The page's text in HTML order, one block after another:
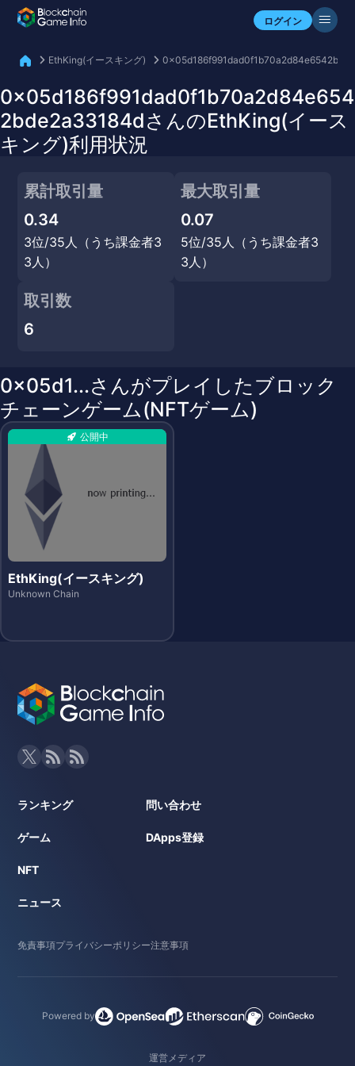
ログイン
自分のアセットを確認
EthKing(イースキング)
0x05d186f991dad0f1b70a2d84e654
2bde2a33184dさんのEthKing(イース
キング)利用状況
累計取引量
0.34
3位/35人（うち課金者3
3人）
最大取引量
0.07
5位/35人（うち課金者3
3人）
取引数
6
0x05d1...さんがプレイしたブロック
チェーンゲーム(NFTゲーム)
公開中
EthKing(イースキング)
Unknown Chain
ランキング
ゲーム
NFT
ニュース
問い合わせ
DApps登録
免責事項プライバシーポリシー注意事項
Powered by
運営メディア